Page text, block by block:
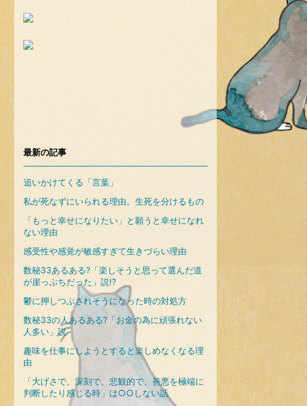
最新の記事
追いかけてくる「言葉」
私が死なずにいられる理由。生死を分けるもの
「もっと幸せになりたい」と願うと幸せになれ
ない理由
感受性や感覚が敏感すぎて生きづらい理由
数秘33あるある?「楽しそうと思って選んだ道
が崖っぷちだった」説!?
鬱に押しつぶされそうになった時の対処方
数秘33の人あるある?「お金の為に頑張れない
人多い」説
趣味を仕事にしようとすると楽しめなくなる理
由
「大げさで、深刻で、悲観的で、善悪を極端に
判断したり感じる時」は○○しない話